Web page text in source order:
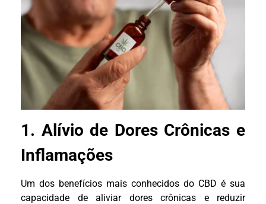
1. Alívio de Dores Crônicas e
Inflamações
Um dos benefícios mais conhecidos do CBD é sua
capacidade de aliviar dores crônicas e reduzir